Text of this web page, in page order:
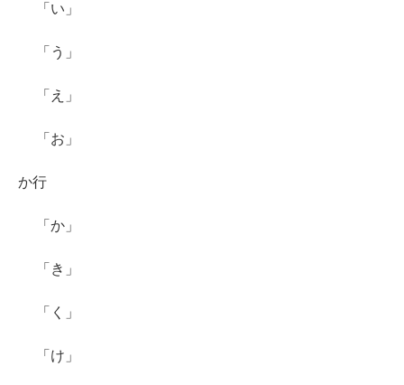
「い」
「う」
「え」
「お」
か行
「か」
「き」
「く」
「け」